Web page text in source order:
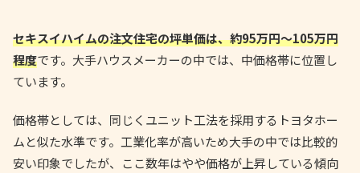
セキスイハイムの注文住宅の坪単価は、約95万円〜105万円
程度です。大手ハウスメーカーの中では、中価格帯に位置し
ています。
価格帯としては、同じくユニット工法を採用するトヨタホー
ムと似た水準です。工業化率が高いため大手の中では比較的
安い印象でしたが、ここ数年はやや価格が上昇している傾向